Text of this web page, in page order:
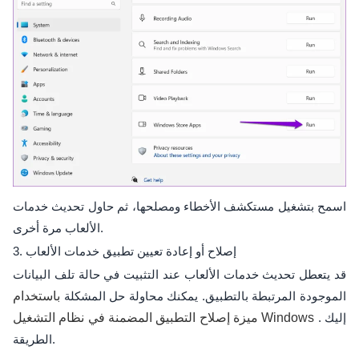
اسمح بتشغيل مستكشف الأخطاء ومصلحها، ثم حاول تحديث خدمات
الألعاب مرة أخرى.
3. إصلاح أو إعادة تعيين تطبيق خدمات الألعاب
قد يتعطل تحديث خدمات الألعاب عند التثبيت في حالة تلف البيانات
الموجودة المرتبطة بالتطبيق. يمكنك محاولة حل المشكلة باستخدام
ميزة إصلاح التطبيق المضمنة في نظام التشغيل Windows . إليك
الطريقة.